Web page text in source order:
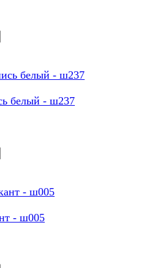
белый - ш237
- ш005